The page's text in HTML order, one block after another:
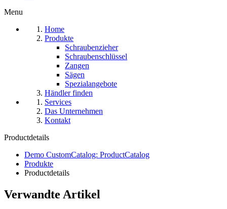
Menu
Home
Produkte
Schraubenzieher
Schraubenschlüssel
Zangen
Sägen
Spezialangebote
Händler finden
Services
Das Unternehmen
Kontakt
Productdetails
Demo CustomCatalog: ProductCatalog
Produkte
Productdetails
Verwandte Artikel